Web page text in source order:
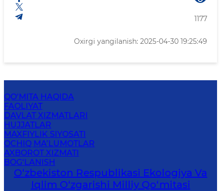
1177
Oxirgi yangilanish: 2025-04-30 19:25:49
QO‘MITA HAQIDA
FAOLIYAT
DAVLAT XIZMATLARI
HUJJATLAR
MAXFIYLIK SIYOSATI
OCHIQ MA’LUMOTLAR
AXBOROT XIZMATI
BOG‘LANISH
O‘zbekiston Respublikasi Ekologiya Va
Iqlim O‘zgarishi Milliy Qo‘mitasi